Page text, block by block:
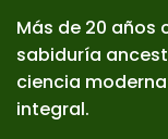
Más de 20 años
sabiduría
ciencia
integral.